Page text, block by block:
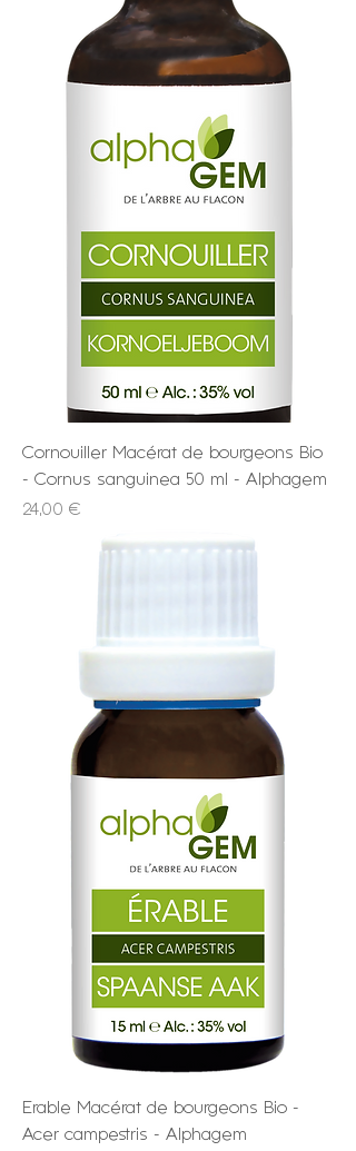
Cornouiller Macérat de bourgeons Bio
- Cornus sanguinea 50 ml - Alphagem
Prix
24,00 €
Erable Macérat de bourgeons Bio -
Acer campestris - Alphagem